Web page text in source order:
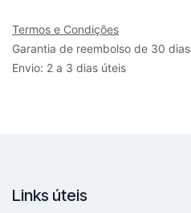
Termos e Condições
Garantia de reembolso de 30 dias
Envio: 2 a 3 dias úteis
Links úteis